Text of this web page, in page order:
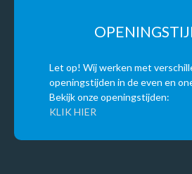
Let op! Wij werken met
openingstijden in de even en
Bekijk onze openingstijden:
KLIK HIER